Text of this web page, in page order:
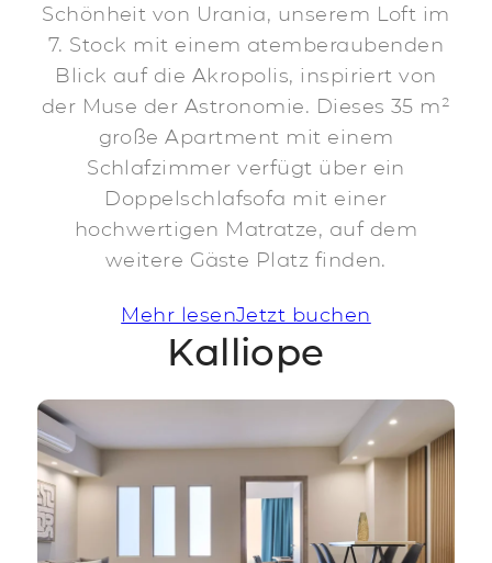
Schönheit von Urania, unserem Loft im
7. Stock mit einem atemberaubenden
Blick auf die Akropolis, inspiriert von
der Muse der Astronomie. Dieses 35 m²
große Apartment mit einem
Schlafzimmer verfügt über ein
Doppelschlafsofa mit einer
hochwertigen Matratze, auf dem
weitere Gäste Platz finden.
Mehr lesenJetzt buchen
Kalliope